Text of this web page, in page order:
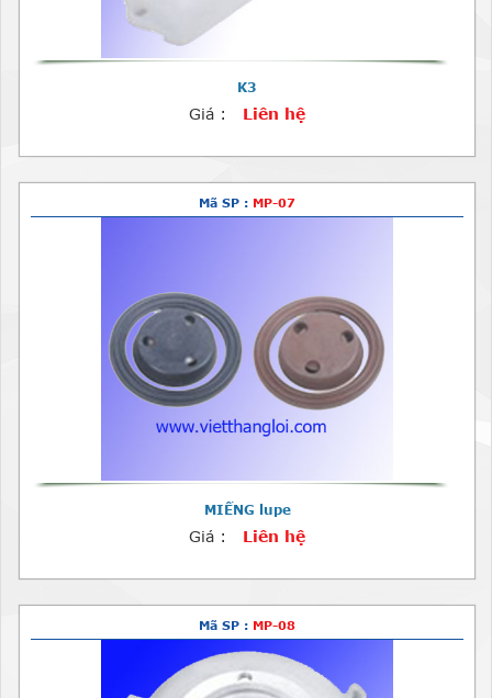
K3
Giá : Liên hệ
Mã SP : MP-07
MIẾNG lupe
Giá : Liên hệ
Mã SP : MP-08